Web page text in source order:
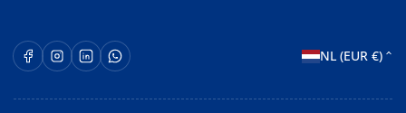
FacebookInstagram
LinkedInWhatsApp Opent in een nieuw venster.
L
n
NL (EUR €)